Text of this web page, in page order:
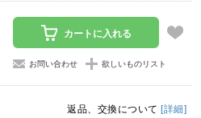
カートに入れる
お問い合わせ 欲しいものリスト
返品、交換について [詳細]